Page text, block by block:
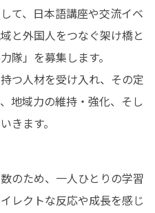
て、日本語講座や交流イベ
と外国人をつなぐ架け橋と
隊」を募集します。
つ人材を受け入れ、その定
地域力の維持・強化、そし
きます。
のため、一人ひとりの学習
レクトな反応や成長を感じ